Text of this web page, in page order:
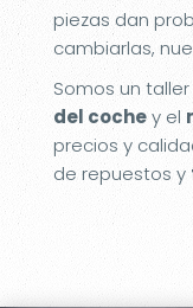
piezas dan
cambiarlas,
Somos un taller
del cochey el
precios y
de repuestos y